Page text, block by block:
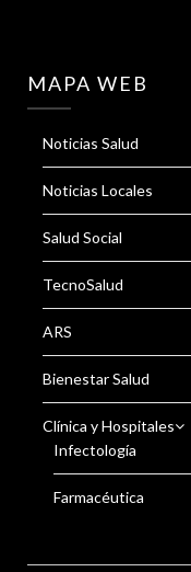
MAPA WEB
Noticias Salud
Noticias Locales
Salud Social
TecnoSalud
ARS
Bienestar Salud
Clínica y Hospitales
Infectología
Farmacéutica